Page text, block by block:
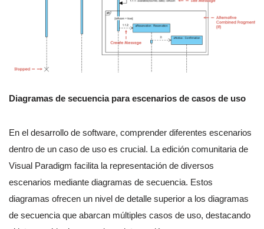
Diagramas de secuencia para escenarios de casos de uso
En el desarrollo de software, comprender diferentes escenarios
dentro de un caso de uso es crucial. La edición comunitaria de
Visual Paradigm facilita la representación de diversos
escenarios mediante diagramas de secuencia. Estos
diagramas ofrecen un nivel de detalle superior a los diagramas
de secuencia que abarcan múltiples casos de uso, destacando